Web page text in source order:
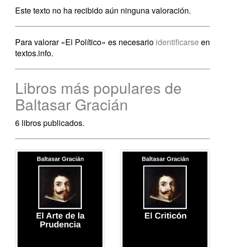
Este texto no ha recibido aún ninguna valoración.
Para valorar «El Político» es necesario identificarse en
textos.info.
Libros más populares de
Baltasar Gracián
6 libros publicados.